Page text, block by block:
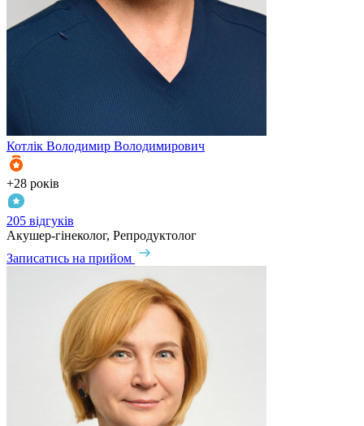
Котлік Володимир Володимирович
+28 років
205 відгуків
Акушер-гінеколог, Репродуктолог
Записатись на прийом